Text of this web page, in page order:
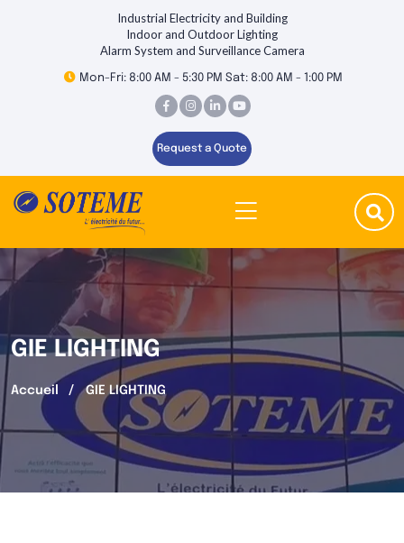
Industrial Electricity and Building
Indoor and Outdoor Lighting
Alarm System and Surveillance Camera
Mon-Fri: 8:00 AM - 5:30 PM Sat: 8:00 AM - 1:00 PM
Request a Quote
GIE LIGHTING
Accueil GIE LIGHTING